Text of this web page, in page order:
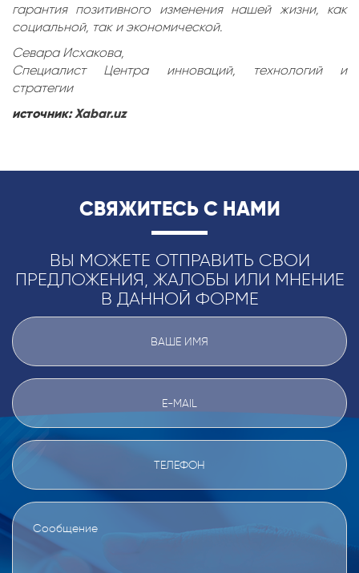
гарантия позитивного изменения нашей жизни, как
социальной, так и экономической.
Севара Исхакова,
Специалист Центра инноваций, технологий и
стратегии
источник:Xabar.uz
СВЯЖИТЕСЬ С НАМИ
ВЫ МОЖЕТЕ ОТПРАВИТЬ СВОИ
ПРЕДЛОЖЕНИЯ, ЖАЛОБЫ ИЛИ МНЕНИЕ
В ДАННОЙ ФОРМЕ